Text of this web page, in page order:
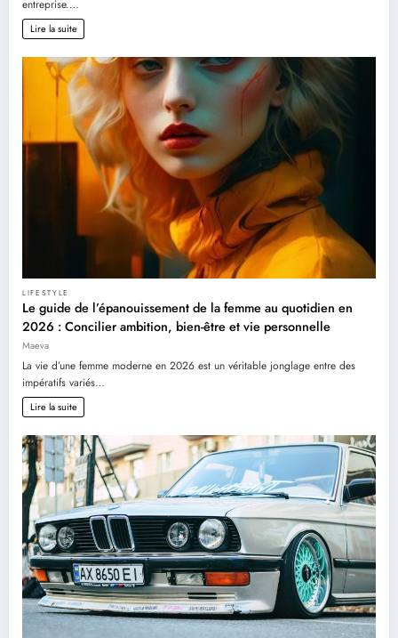
entreprise.…
Lire la suite
LIFESTYLE
Le guide de l’épanouissement de la femme au quotidien en
2026 : Concilier ambition, bien-être et vie personnelle
Maeva
La vie d’une femme moderne en 2026 est un véritable jonglage entre des
impératifs variés…
Lire la suite